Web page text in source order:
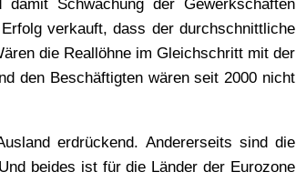
Schwächung der Gewerkschaften
verkauft, dass der durchschnittliche
die Reallöhne im Gleichschritt mit der
den Beschäftigten wären seit 2000 nicht
erdrückend. Andererseits sind die
beides ist für die Länder der Eurozone